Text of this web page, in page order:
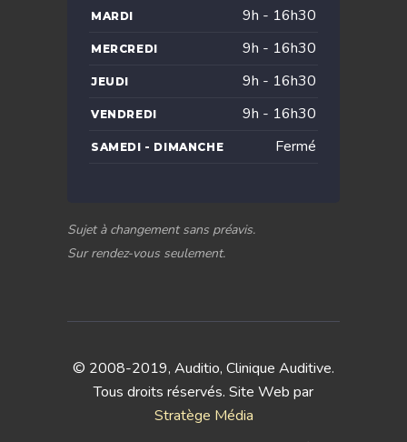
MARDI 9h - 16h30
MERCREDI 9h - 16h30
JEUDI 9h - 16h30
VENDREDI 9h - 16h30
SAMEDI - DIMANCHE Fermé
Sujet à changement sans préavis.
Sur rendez-vous seulement.
© 2008-2019, Auditio, Clinique Auditive.
Tous droits réservés. Site Web par
Stratège Média